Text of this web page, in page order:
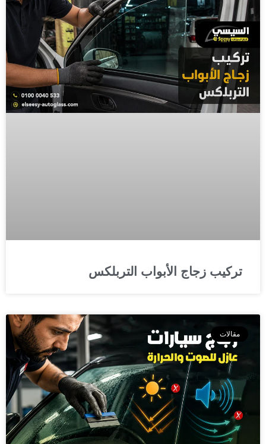
تركيب زجاج الأبواب التربلكس
مقالات